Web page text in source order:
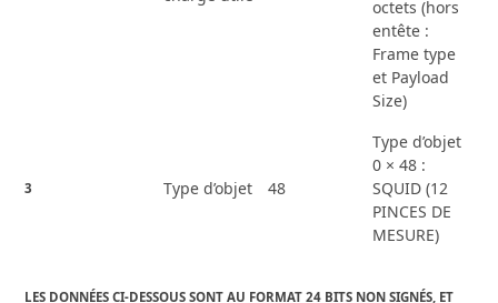
octets (hors
entête :
Frame type
et Payload
Size)
3 Type d’objet 48
Type d’objet
0 × 48 :
SQUID (12
PINCES DE
MESURE)
LES DONNÉES CI-DESSOUS SONT AU FORMAT 24 BITS NON SIGNÉS, ET